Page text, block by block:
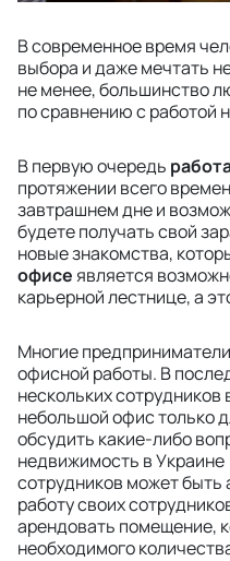
В современное время
выбора и даже мечтать
не менее, большинство
по сравнению с работой
В первую очередь
протяжении всего
завтрашнем дне и
будете получать свой
новые знакомства,
офисе является
карьерной лестнице, а
Многие
офисной работы. В
нескольких
небольшой офис только
обсудить какие-либо
недвижимость в
сотрудников может
работу своих
арендовать помещение,
необходимого